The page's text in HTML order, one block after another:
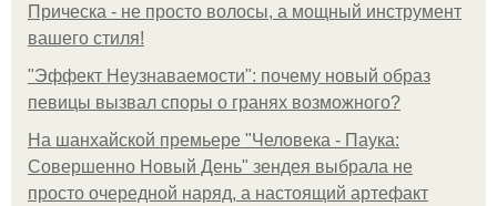
Прическа - не просто волосы, а мощный инструмент
вашего стиля!
"Эффект Неузнаваемости": почему новый образ
певицы вызвал споры о гранях возможного?
На шанхайской премьере "Человека - Паука:
Совершенно Новый День" зендея выбрала не
просто очередной наряд, а настоящий артефакт